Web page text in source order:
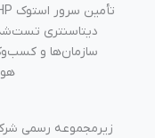
دیتاسنتری
سازمان‌ها و
زیرمجموعه رسمی